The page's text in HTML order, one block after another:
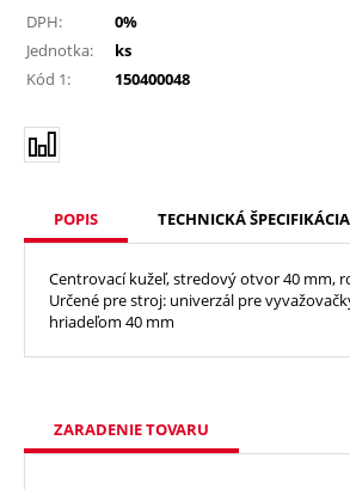
DPH:
0%
Jednotka:
ks
Kód 1:
150400048
POPIS TECHNICKÁ ŠPECIFIKÁCIA
Centrovací kužeľ, stredový otvor 40 mm,
Určené pre stroj: univerzál pre
hriadeľom 40 mm
ZARADENIE TOVARU